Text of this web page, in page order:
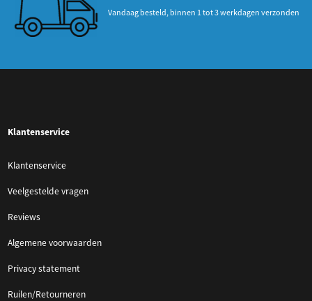
Vandaag besteld, binnen 1 tot 3 werkdagen verzonden
Klantenservice
Klantenservice
Veelgestelde vragen
Reviews
Algemene voorwaarden
Privacy statement
Ruilen/Retourneren